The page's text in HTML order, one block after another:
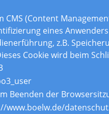
CMS (Content
eines
z.B.
Cookie wird beim
Beenden der
www.boelw.de/